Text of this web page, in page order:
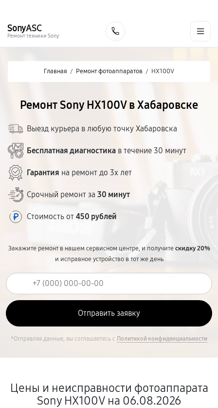
SonyASC
Ремонт техники Sony
Главная / Ремонт фотоаппаратов / HX100V
Ремонт Sony HX100V в Хабаровске
Выезд курьера в любую точку Хабаровска
Бесплатная диагностика в течение 30 минут
Гарантия на ремонт до 3х лет
Срочный ремонт за 30 минут
Стоимость от 450 рублей
Закажите ремонт в нашем сервисном центре, и получитескидку 20%
и исправное устройство в тот же день
*Отправляя данные, вы соглашаетесь с Политикой конфиденциальности
Цены и неисправности фотоаппарата
Sony HX100V на 06.08.2026